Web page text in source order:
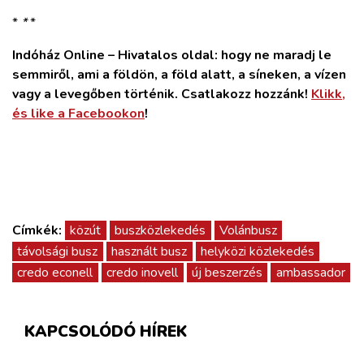
* **
Indóház Online – Hivatalos oldal: hogy ne maradj le
semmiről, ami a földön, a föld alatt, a síneken, a vízen
vagy a levegőben történik. Csatlakozz hozzánk! Klikk,
és like a Facebookon!
Címkék: közút buszközlekedés
Volánbusz
távolsági busz
használt busz
helyközi közlekedés
credo econell
credo inovell új beszerzés ambassador
KAPCSOLÓDÓ HÍREK